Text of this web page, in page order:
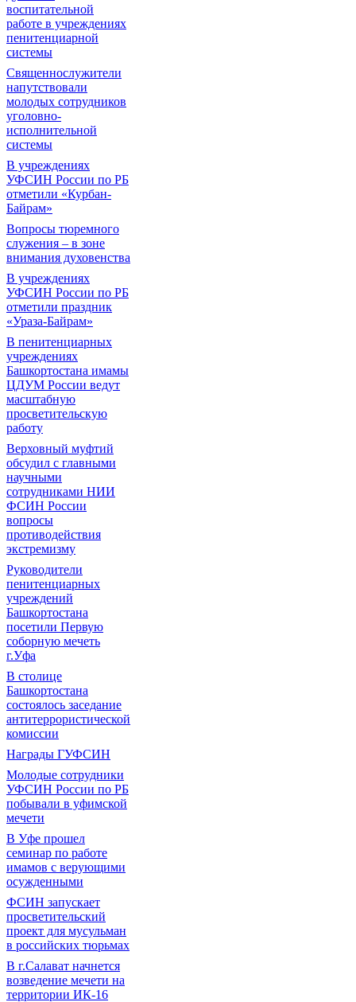
воспитательной
работе в учреждениях
пенитенциарной
системы
Священнослужители
напутствовали
молодых сотрудников
уголовно-
исполнительной
системы
В учреждениях
УФСИН России по РБ
отметили «Курбан-
Байрам»
Вопросы тюремного
служения – в зоне
внимания духовенства
В учреждениях
УФСИН России по РБ
отметили праздник
«Ураза-Байрам»
В пенитенциарных
учреждениях
Башкортостана имамы
ЦДУМ России ведут
масштабную
просветительскую
работу
Верховный муфтий
обсудил с главными
научными
сотрудниками НИИ
ФСИН России
вопросы
противодействия
экстремизму
Руководители
пенитенциарных
учреждений
Башкортостана
посетили Первую
соборную мечеть
г.Уфа
В столице
Башкортостана
состоялось заседание
антитеррористической
комиссии
Награды ГУФСИН
Молодые сотрудники
УФСИН России по РБ
побывали в уфимской
мечети
В Уфе прошел
семинар по работе
имамов с верующими
осужденными
ФСИН запускает
просветительский
проект для мусульман
в российских тюрьмах
В г.Салават начнется
возведение мечети на
территории ИК-16